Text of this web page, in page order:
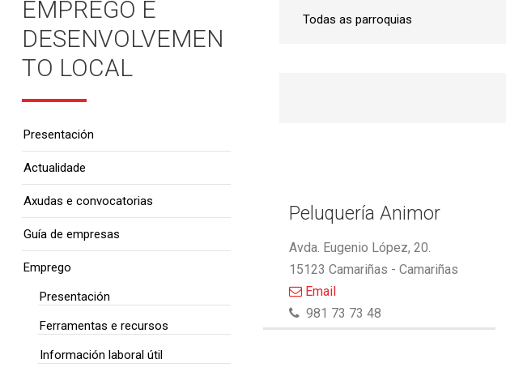
Peluquería Animor
Avda. Eugenio López, 20.
15123 Camariñas - Camariñas
Email
981 73 73 48
EMPREGO E
DESENVOLVEMEN
TO LOCAL
Presentación
Actualidade
Axudas e convocatorias
Guía de empresas
Emprego
Presentación
Ferramentas e recursos
Información laboral útil